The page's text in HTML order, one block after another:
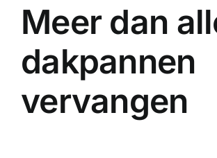
Meer dan
dakpannen
vervangen